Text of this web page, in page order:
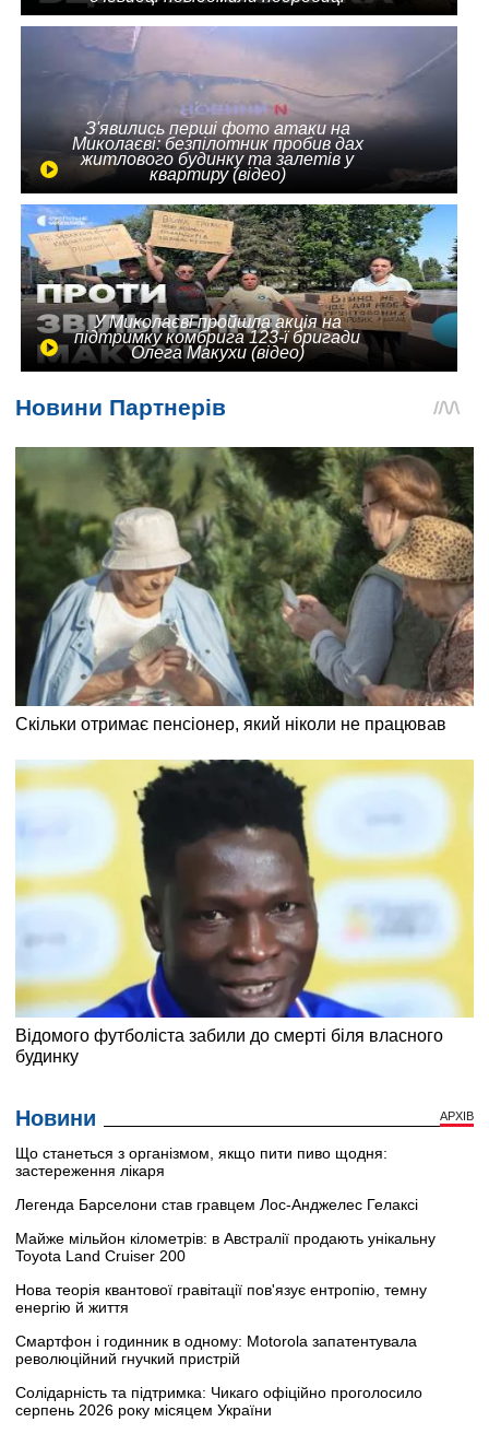
З'явились перші фото атаки на
Миколаєві: безпілотник пробив дах
житлового будинку та залетів у
квартиру (відео)
У Миколаєві пройшла акція на
підтримку комбрига 123-ї бригади
Олега Макухи (відео)
Новини АРХІВ
Що станеться з організмом, якщо пити пиво щодня:
застереження лікаря
Легенда Барселони став гравцем Лос-Анджелес Гелаксі
Майже мільйон кілометрів: в Австралії продають унікальну
Toyota Land Cruiser 200
Нова теорія квантової гравітації пов'язує ентропію, темну
енергію й життя
Смартфон і годинник в одному: Motorola запатентувала
революційний гнучкий пристрій
Солідарність та підтримка: Чикаго офіційно проголосило
серпень 2026 року місяцем України